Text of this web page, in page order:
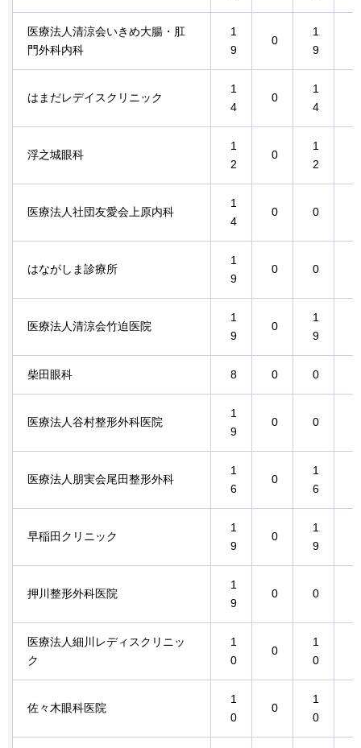
医療法人清涼会いきめ大腸・肛
門外科内科
1
9
0
1
9
はまだレデイスクリニック
1
4
0
1
4
浮之城眼科
1
2
0
1
2
医療法人社団友愛会上原内科
1
4
0 0
はながしま診療所
1
9
0 0
医療法人清涼会竹迫医院
1
9
0
1
9
柴田眼科 8 0 0
医療法人谷村整形外科医院
1
9
0 0
医療法人朋実会尾田整形外科
1
6
0
1
6
早稲田クリニック
1
9
0
1
9
押川整形外科医院
1
9
0 0
医療法人細川レディスクリニッ
ク
1
0
0
1
0
佐々木眼科医院
1
0
0
1
0